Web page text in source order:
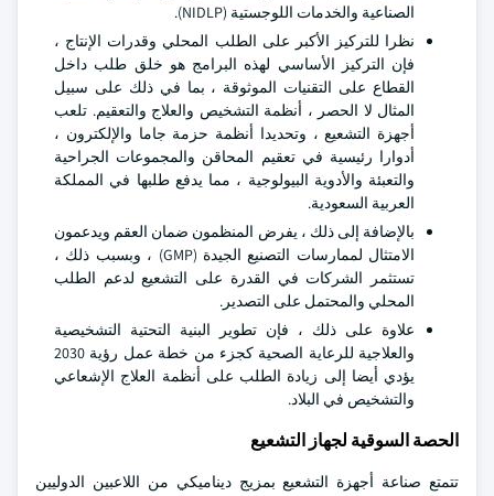
الصناعية والخدمات اللوجستية (NIDLP).
نظرا للتركيز الأكبر على الطلب المحلي وقدرات الإنتاج ،
فإن التركيز الأساسي لهذه البرامج هو خلق طلب داخل
القطاع على التقنيات الموثوقة ، بما في ذلك على سبيل
المثال لا الحصر ، أنظمة التشخيص والعلاج والتعقيم. تلعب
أجهزة التشعيع ، وتحديدا أنظمة حزمة جاما والإلكترون ،
أدوارا رئيسية في تعقيم المحاقن والمجموعات الجراحية
والتعبئة والأدوية البيولوجية ، مما يدفع طلبها في المملكة
العربية السعودية.
بالإضافة إلى ذلك ، يفرض المنظمون ضمان العقم ويدعمون
الامتثال لممارسات التصنيع الجيدة (GMP) ، وبسبب ذلك ،
تستثمر الشركات في القدرة على التشعيع لدعم الطلب
المحلي والمحتمل على التصدير.
علاوة على ذلك ، فإن تطوير البنية التحتية التشخيصية
والعلاجية للرعاية الصحية كجزء من خطة عمل رؤية 2030
يؤدي أيضا إلى زيادة الطلب على أنظمة العلاج الإشعاعي
والتشخيص في البلاد.
الحصة السوقية لجهاز التشعيع
تتمتع صناعة أجهزة التشعيع بمزيج ديناميكي من اللاعبين الدوليين